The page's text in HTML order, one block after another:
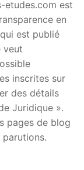
etudes.com est
en
est publié
veut
inscrites sur
des détails
Juridique ».
pages de blog